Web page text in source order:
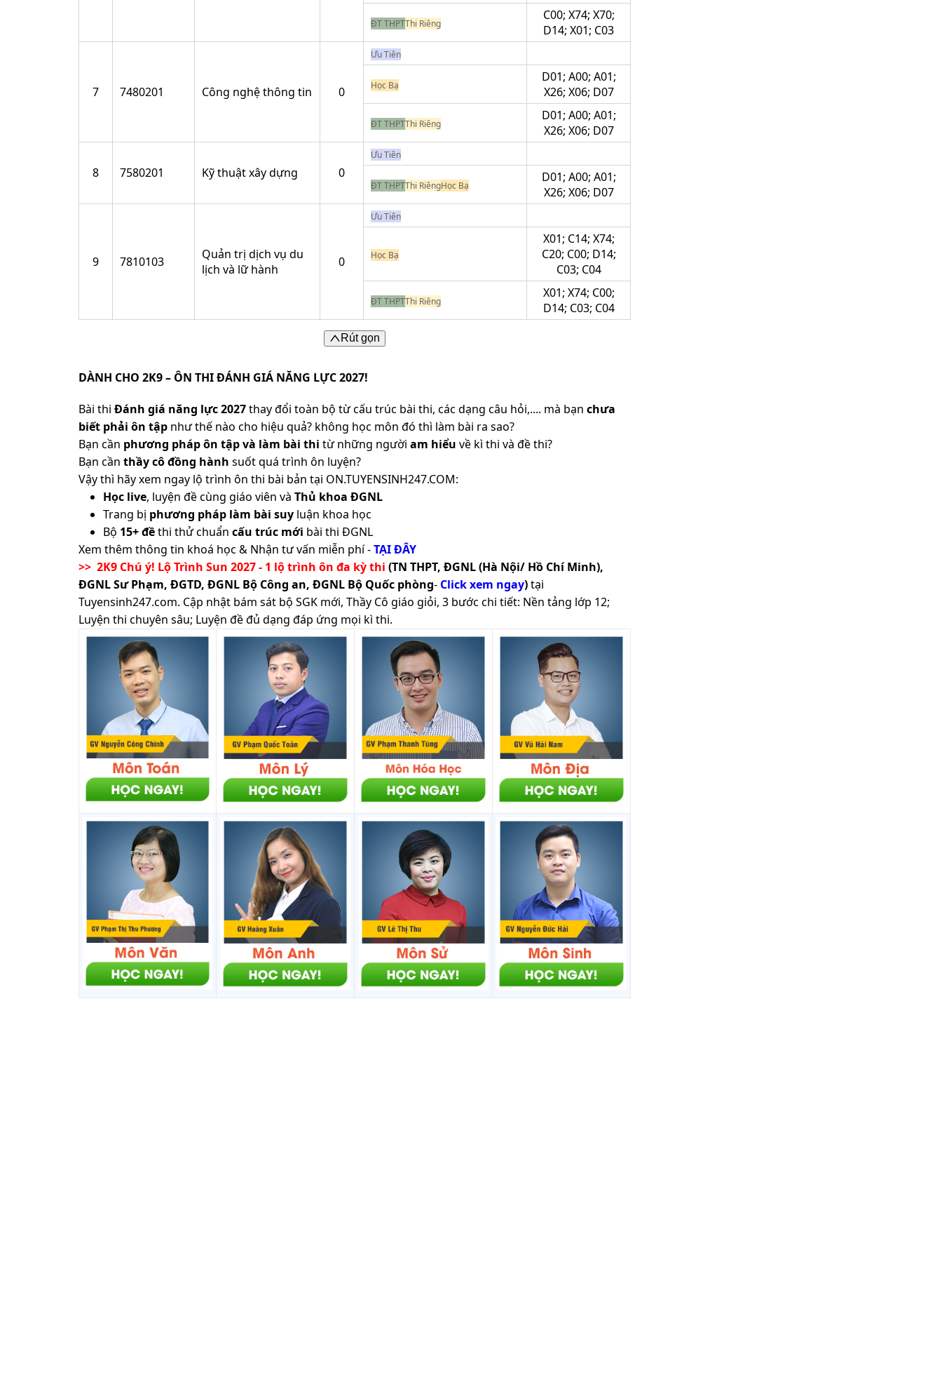
ĐT THPTThi Riêng
C00; X74; X70;
D14; X01; C03
7 7480201 Công nghệ thông tin 0
Ưu Tiên
Học Bạ
D01; A00; A01;
X26; X06; D07
ĐT THPTThi Riêng
D01; A00; A01;
X26; X06; D07
8 7580201 Kỹ thuật xây dựng 0
Ưu Tiên
ĐT THPTThi RiêngHọc Bạ
D01; A00; A01;
X26; X06; D07
9 7810103
Quản trị dịch vụ du
lịch và lữ hành
0
Ưu Tiên
Học Bạ
X01; C14; X74;
C20; C00; D14;
C03; C04
ĐT THPTThi Riêng
X01; X74; C00;
D14; C03; C04
Rút gọn
DÀNH CHO 2K9 – ÔN THI ĐÁNH GIÁ NĂNG LỰC 2027!
Bài thi Đánh giá năng lực 2027thay đổi toàn bộ từ cấu trúc bài thi, các dạng câu hỏi,.... mà bạn chưa
biết phải ôn tập như thế nào cho hiệu quả? không học môn đó thì làm bài ra sao?
Bạn cần phương pháp ôn tập và làm bài thi từ những người am hiểu về kì thi và đề thi?
Bạn cần thầy cô đồng hành suốt quá trình ôn luyện?
Vậy thì hãy xem ngay lộ trình ôn thi bài bản tại ON.TUYENSINH247.COM:
Học live, luyện đề cùng giáo viên và Thủ khoa ĐGNL
Trang bị phương pháp làm bài suy luận khoa học
Bộ 15+ đềthi thử chuẩn cấu trúc mới bài thi ĐGNL
Xem thêm thông tin khoá học & Nhận tư vấn miễn phí -TẠI ĐÂY
>> 2K9 Chú ý! Lộ Trình Sun 2027 - 1 lộ trình ôn đa kỳ thi (TN THPT, ĐGNL (Hà Nội/ Hồ Chí Minh),
ĐGNL Sư Phạm, ĐGTD, ĐGNL Bộ Công an, ĐGNL Bộ Quốc phòng- Click xem ngay)tại
Tuyensinh247.com. Cập nhật bám sát bộ SGK mới, Thầy Cô giáo giỏi, 3 bước chi tiết: Nền tảng lớp 12;
Luyện thi chuyên sâu; Luyện đề đủ dạng đáp ứng mọi kì thi.